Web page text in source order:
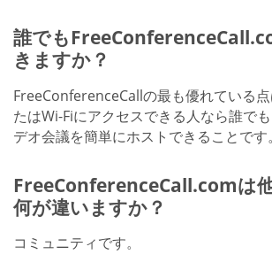
誰でも
きますか？
FreeConferenceCallの最も優れている
たはWi-Fiにアクセスできる人なら誰で
デオ会議を簡単にホストできることです。
FreeConferenceCall.comは
何が違いますか？
コミュニティです。